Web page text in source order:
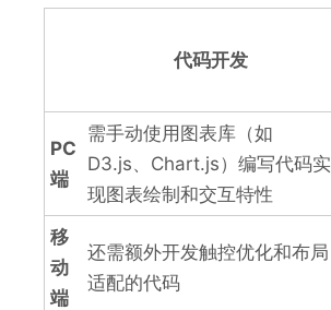
代码开发
PC
端
需手动使用图表库（如
D3.js、Chart.js）编写代码实
现图表绘制和交互特性
移
动
端
还需额外开发触控优化和布局
适配的代码